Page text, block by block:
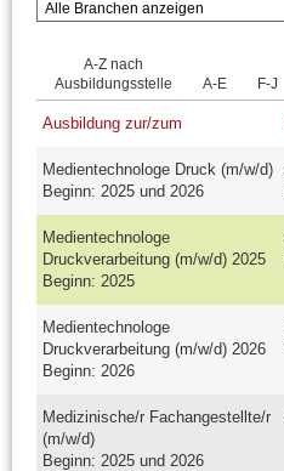
A-Z nach
Ausbildungsstelle
A-E F-J
Ausbildung zur/zum
Medientechnologe Druck (m/w/d)
Beginn: 2025 und 2026
Medientechnologe
Druckverarbeitung (m/w/d) 2025
Beginn: 2025
Medientechnologe
Druckverarbeitung (m/w/d) 2026
Beginn: 2026
Medizinische/r Fachangestellte/r
(m/w/d)
Beginn: 2025 und 2026